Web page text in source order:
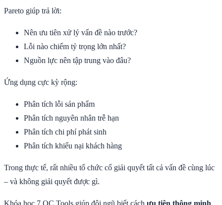
Pareto giúp trả lời:
Nên ưu tiên xử lý vấn đề nào trước?
Lỗi nào chiếm tỷ trọng lớn nhất?
Nguồn lực nên tập trung vào đâu?
Ứng dụng cực kỳ rộng:
Phân tích lỗi sản phẩm
Phân tích nguyên nhân trễ hạn
Phân tích chi phí phát sinh
Phân tích khiếu nại khách hàng
Trong thực tế, rất nhiều tổ chức cố giải quyết tất cả vấn đề cùng lúc
– và không giải quyết được gì.
Khóa học 7 QC Tools giúp đội ngũ biết cách ưu tiên thông minh.